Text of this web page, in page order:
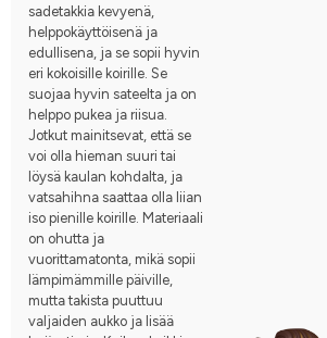
sadetakkia kevyenä,
helppokäyttöisenä ja
edullisena, ja se sopii hyvin
eri kokoisille koirille. Se
suojaa hyvin sateelta ja on
helppo pukea ja riisua.
Jotkut mainitsevat, että se
voi olla hieman suuri tai
löysä kaulan kohdalta, ja
vatsahihna saattaa olla liian
iso pienille koirille. Materiaali
on ohutta ja
vuorittamatonta, mikä sopii
lämpimämmille päiville,
mutta takista puuttuu
valjaiden aukko ja lisää